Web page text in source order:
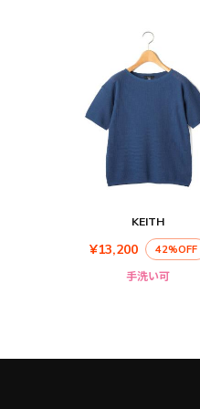
KEITH
¥13,200 42%OFF
手洗い可